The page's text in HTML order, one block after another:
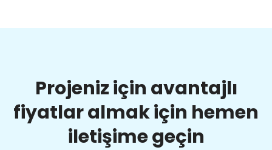
Projeniz için avantajlı
fiyatlar almak için hemen
iletişime geçin